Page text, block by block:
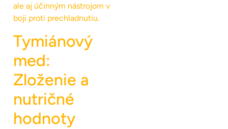
ale aj účinným nástrojom v
boji proti prechladnutiu.
Tymiánový
med:
Zloženie a
nutričné
hodnoty